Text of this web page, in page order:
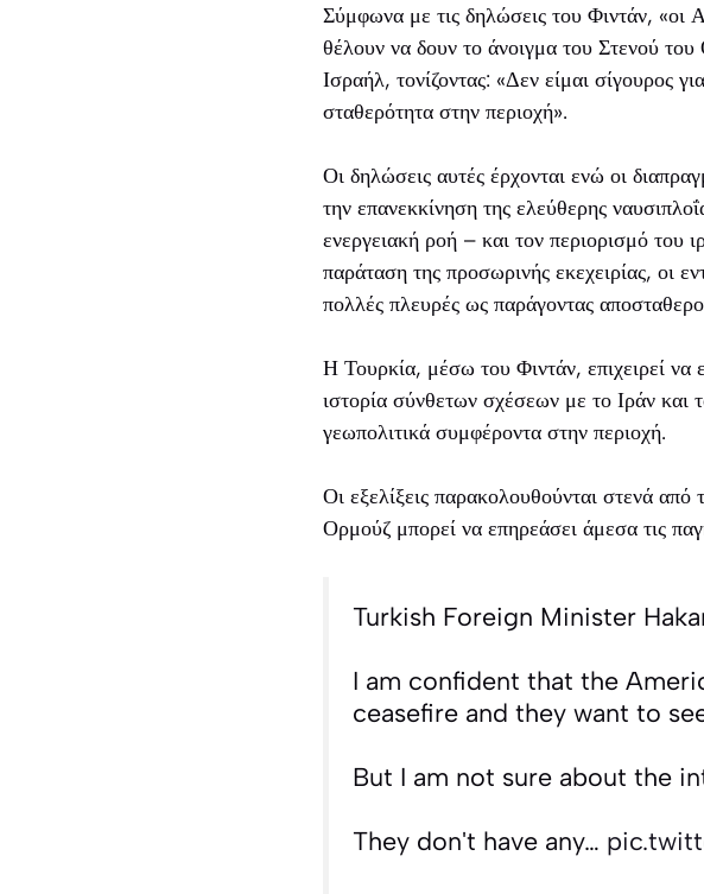
Σύμφωνα με τις δηλώσεις του Φιντάν, «οι
θέλουν να δουν το άνοιγμα του Στενού
Ισραήλ, τονίζοντας: «Δεν είμαι σίγουρος
σταθερότητα στην περιοχή».
Οι δηλώσεις αυτές έρχονται ενώ οι
την επανεκκίνηση της ελεύθερης
ενεργειακή ροή – και τον περιορισμό του
παράταση της προσωρινής εκεχειρίας, οι
πολλές πλευρές ως παράγοντας
Η Τουρκία, μέσω του Φιντάν, επιχειρεί
ιστορία σύνθετων σχέσεων με το Ιράν και
γεωπολιτικά συμφέροντα στην περιοχή.
Οι εξελίξεις παρακολουθούνται στενά
Ορμούζ μπορεί να επηρεάσει άμεσα τις
Turkish Foreign Minister
I am confident that the
ceasefire and they want to
But I am not sure about the
They don't have any…